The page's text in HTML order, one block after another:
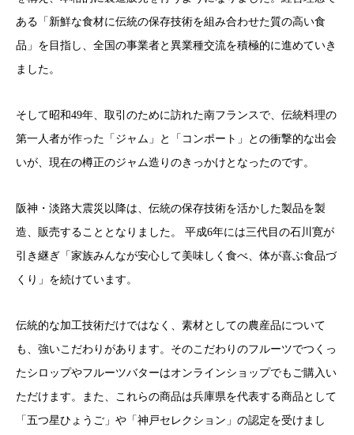
ある「新鮮な食材に伝統の保存技術を組み合わせた質の高い食
品」を目指し、全国の事業者と異業種交流を積極的に進めていき
ました。
そして昭和49年、取引のために訪れた南フランスで、伝統料理の
第一人者が作った「ジャム」と「コンポート」との衝撃的な出会
いが、現在の樽正のジャム造りのきっかけとなったのです。
阪神・淡路大震災以降は、伝統の保存技術を活かした製品を製
造、販売することとなりました。 平成6年には三代目の石川寛が
引き継ぎ「家族みんなが安心して美味しく食べ、体が喜ぶ食品づ
くり」を続けています。
伝統的な加工技術だけではなく、素材としての農産品について
も、強いこだわりがあります。そのこだわりのフルーツでつくっ
たシロップやフルーツバターはオンラインショップでもご購入い
ただけます。また、これらの商品は兵庫県を代表する商品として
「五つ星ひょうご」や「神戸セレクション」の認定を受けまし